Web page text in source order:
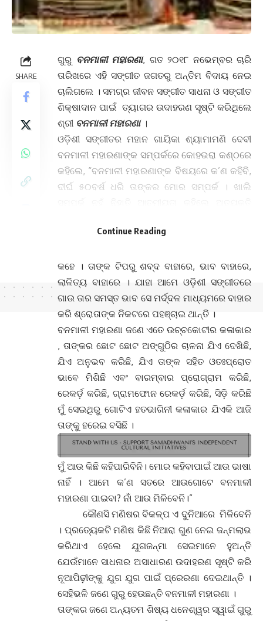
SHARE
ଗୁରୁ ବନମାଳୀ ମହାରଣା, ଗତ ୨୦୧୮ ନଭେମ୍ବର ଚାରି
ତାରିଖରେ ଏହି ସଙ୍ଗୀତ ଜଗତରୁ ଅନ୍ତିମ ବିଦାୟ ନେଇ
ଚାଲିଗଲେ । ସମଗ୍ର ଜୀବନ ସଙ୍ଗୀତ ସାଧନା ଓ ସଙ୍ଗୀତ
ଶିକ୍ଷାଦାନ ପାଇଁ ତ୍ୟାଗର ଉଦାହରଣ ସୃଷ୍ଟି କରିଥିଲେ
ଶ୍ରୀ ବନମାଳୀ ମହାରଣା।
ଓଡ଼ିଶୀ ସଙ୍ଗୀତର ମହାନ ଗାୟିକା ଶ୍ୟାମାମଣି ଦେବୀ
ବନମାଳୀ ମହାରଣାଙ୍କ ସମ୍ପର୍କରେ କୋହଭରା କଣ୍ଠରେ
କହିଲେ, “ବନମାଳୀ ମହାରଣାଙ୍କ ବିଷୟରେ କ’ଣ କହିବି,
ଦୀର୍ଘ ୫୦ବର୍ଷ ଧରି ତାଙ୍କର ମୋର ସମ୍ପର୍କ । ଖାଲି
ମୋ ସହିତ ସିଏ ବଜେଇବାର ବୋଧହୁଏ ୫୦ବର୍ଷ ପାଖାପାଖି
କହେ । ତାଙ୍କ ଟିପରୁ ଶବ୍ଦ ବାହାରେ, ଭାବ ବାହାରେ,
ଲାଳିତ୍ୟ ବାହାରେ । ଯାହା ଆମେ ଓଡ଼ିଶୀ ସଙ୍ଗୀତରେ
ଗାଉ ତାର ସମସ୍ତ ଭାବ ସେ ମର୍ଦ୍ଦଳ ମାଧ୍ୟମରେ ବାହାର
କରି ଶ୍ରୋତାଙ୍କ ନିକଟରେ ପହଞ୍ଚାଇ ଥାନ୍ତି ।
ବନମାଳୀ ମହାରଣା ଜଣେ ଏତେ ଉଚ୍ଚକୋଟୀର କଳାକାର
, ତାଙ୍କର ଛୋଟ ଛୋଟ ଅଙ୍ଗୁଠିର ଚାଳନା ଯିଏ ଦେଖିଛି,
ଯିଏ ଅନୁଭବ କରିଛି, ଯିଏ ତାଙ୍କ ସହିତ ଓତଃପ୍ରୋତ
ଭାବେ ମିଶିଛି ଏବଂ ବାରମ୍ବାର ପ୍ରୋଗ୍ରାମ କରିଛି,
ରେକର୍ଡ଼ କରିଛି, ଗ୍ରାମଫୋନ ରେକର୍ଡ଼ କରିଛି, ସିଡ଼ି କରିଛି
ମୁଁ ସେଇଥିରୁ ଗୋଟିଏ ହତଭାଗିନୀ କଳାକାର ଯିଏକି ଆଜି
ତାଙ୍କୁ ହରେଇ ବସିଛି ।
ମୁଁ ଆଉ କିଛି କହିପାରିବିନି। ମୋର କହିବାପାଇଁ ଆଉ ଭାଷା
ନାହିଁ । ଆମେ କ’ଣ ସତରେ ଆଉଗୋଟେ ବନମାଳୀ
ମହାରଣା ପାଇବା? ନାଁ ଆଉ ମିଳିବେନି।”
କୌଣସି ମଣିଷର ବିକଳ୍ପ ଏ ଦୁନିଆରେ ମିଳିବେନି
। ପ୍ରତ୍ୟେକଟି ମଣିଷ କିଛି ନିଆରା ଗୁଣ ନେଇ ଜନ୍ମଲାଭ
କରିଥାଏ ହେଲେ ଯୁଗଜନ୍ମା ସେଇମାନେ ହୁଅନ୍ତି
ଯେଉଁମାନେ ସାଧନାର ଅସାଧାରଣ ଉଦାହରଣ ସୃଷ୍ଟି କରି
ନୂଆପିଢ଼ୀଙ୍କୁ ଯୁଗ ଯୁଗ ପାଇଁ ପ୍ରେରଣା ଦେଇଥାନ୍ତି ।
ସେହିଭଳି ଜଣେ ଗୁରୁ ହେଉଛନ୍ତି ବନମାଳୀ ମହାରଣା ।
ତାଙ୍କର ଜଣେ ଅନ୍ୟତମ ଶିଷ୍ୟ ଧନେଶ୍ୱର ସ୍ୱାଇଁ ଗୁରୁ
Continue Reading